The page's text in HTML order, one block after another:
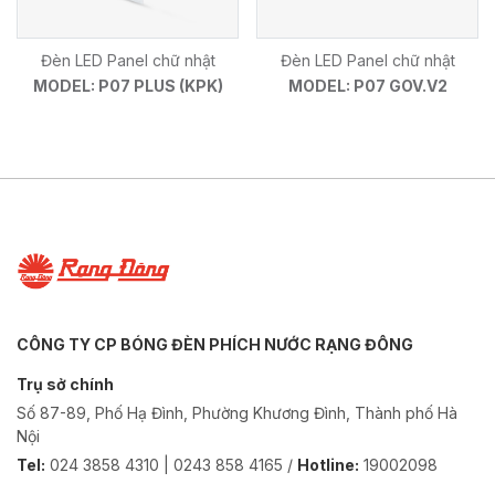
Đèn LED Panel chữ nhật
MODEL: P07 PLUS (KPK)
Đèn LED Panel chữ nhật
MODEL: P07 GOV.V2
CÔNG TY CP BÓNG ĐÈN PHÍCH NƯỚC RẠNG ĐÔNG
Trụ sở chính
Số 87-89, Phố Hạ Đình, Phường Khương Đình, Thành phố Hà
Nội
Tel: 024 3858 4310 | 0243 858 4165 / Hotline: 19002098